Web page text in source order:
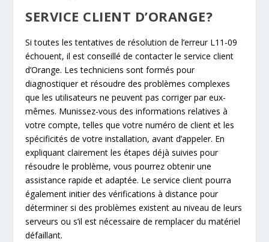
SERVICE CLIENT D’ORANGE?
Si toutes les tentatives de résolution de l’erreur L11-09
échouent, il est conseillé de contacter le service client
d’Orange. Les techniciens sont formés pour
diagnostiquer et résoudre des problèmes complexes
que les utilisateurs ne peuvent pas corriger par eux-
mêmes. Munissez-vous des informations relatives à
votre compte, telles que votre numéro de client et les
spécificités de votre installation, avant d’appeler. En
expliquant clairement les étapes déjà suivies pour
résoudre le problème, vous pourrez obtenir une
assistance rapide et adaptée. Le service client pourra
également initier des vérifications à distance pour
déterminer si des problèmes existent au niveau de leurs
serveurs ou s’il est nécessaire de remplacer du matériel
défaillant.